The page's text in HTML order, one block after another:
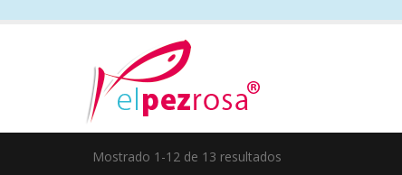
Mostrado 1-12 de 13 resultados